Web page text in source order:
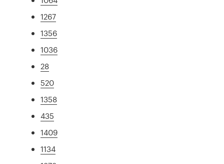
1267
1356
1036
28
520
1358
435
1409
1134